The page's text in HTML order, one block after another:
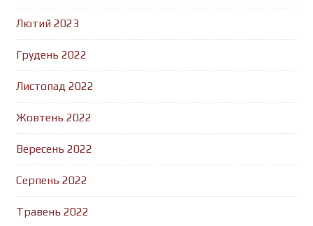
Лютий 2023
Грудень 2022
Листопад 2022
Жовтень 2022
Вересень 2022
Серпень 2022
Травень 2022